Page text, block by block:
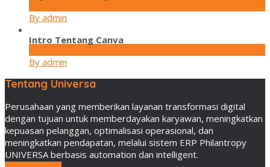
By admin
Intro Tentang Canva
By admin
Tentang Universa
Perusahaan yang memberikan layanan transformasi digital
dengan tujuan untuk memberdayakan karyawan, meningkatkan
kepuasan pelanggan, optimalisasi operasional, dan
meningkatkan pendapatan, melalui sistem ERP Philantropy
UNIVERSA berbasis automation dan intelligent.